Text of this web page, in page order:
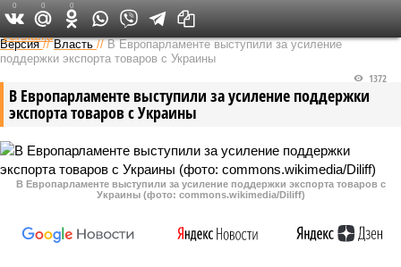
Федеральный выпуск
Версия //Власть //В Европарламенте выступили за усиление
поддержки экспорта товаров с Украины
В Европарламенте выступили за усиление поддержки
экспорта товаров с Украины
1372
В Европарламенте выступили за усиление поддержки экспорта товаров с
Украины (фото: commons.wikimedia/Diliff)
0 0 0